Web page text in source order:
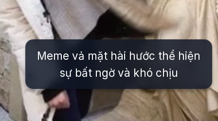
Meme vả mặt hài hước thể hiện
sự bất ngờ và khó chịu